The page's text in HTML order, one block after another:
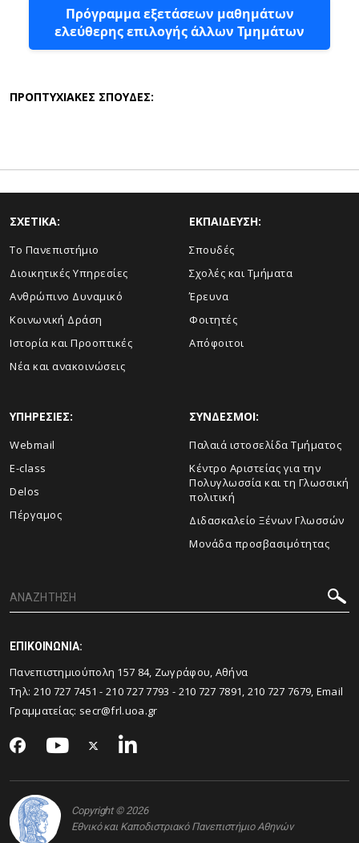
Πρόγραμμα εξετάσεων μαθημάτων
ελεύθερης επιλογής άλλων Τμημάτων
ΠΡΟΠΤΥΧΙΑΚΕΣ ΣΠΟΥΔΕΣ:
ΣΧΕΤΙΚΑ:
Το Πανεπιστήμιο
Διοικητικές Υπηρεσίες
Ανθρώπινο Δυναμικό
Κοινωνική Δράση
Ιστορία και Προοπτικές
Νέα και ανακοινώσεις
ΕΚΠΑΙΔΕΥΣΗ:
Σπουδές
Σχολές και Τμήματα
Έρευνα
Φοιτητές
Απόφοιτοι
ΥΠΗΡΕΣΙΕΣ:
Webmail
E-class
Delos
Πέργαμος
ΣΥΝΔΕΣΜΟΙ:
Παλαιά ιστοσελίδα Τμήματος
Κέντρο Αριστείας για την
Πολυγλωσσία και τη Γλωσσική
πολιτική
Διδασκαλείο Ξένων Γλωσσών
Μονάδα προσβασιμότητας
ΕΠΙΚΟΙΝΩΝΙΑ:
Πανεπιστημιούπολη 157 84, Ζωγράφου, Αθήνα
Τηλ: 210 727 7451 - 210 727 7793 - 210 727 7891, 210 727 7679, Email
Γραμματείας: secr@frl.uoa.gr
Copyright © 2026
Εθνικό και Καποδιστριακό Πανεπιστήμιο Αθηνών